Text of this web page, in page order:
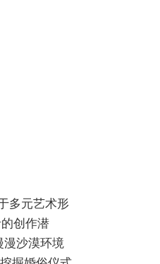
多元艺术形
创作潜
漫沙漠环境